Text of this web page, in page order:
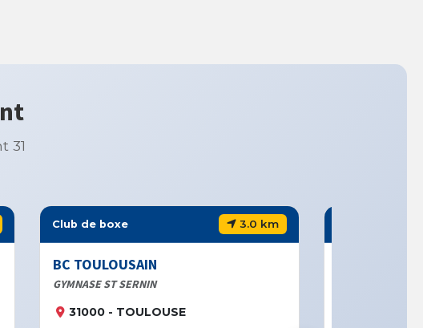
31
Club de boxe 3.0 km
BC TOULOUSAIN
GYMNASE ST SERNIN
31000 - TOULOUSE